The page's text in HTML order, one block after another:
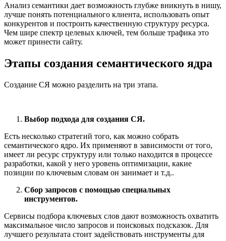
Анализ семантики дает возможность глубже вникнуть в нишу,
лучше понять потенциального клиента, использовать опыт
конкурентов и построить качественную структуру ресурса.
Чем шире спектр целевых ключей, тем больше трафика это
может принести сайту.
Этапы создания семантического ядра
Создание СЯ можно разделить на три этапа.
Выбор подхода для создания СЯ.
Есть несколько стратегий того, как можно собрать
семантического ядро. Их применяют в зависимости от того,
имеет ли ресурс структуру или только находится в процессе
разработки, какой у него уровень оптимизации, какие
позиции по ключевым словам он занимает и т.д..
Сбор запросов с помощью специальных
инструментов.
Сервисы подбора ключевых слов дают возможность охватить
максимальное число запросов и поисковых подсказок. Для
лучшего результата стоит задействовать инструменты для